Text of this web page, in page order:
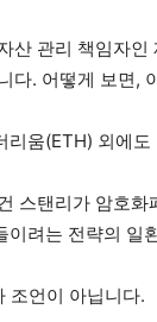
산 관리 책임자
다. 어떻게 보면,
리움(ETH) 외에
스탠리가 암호
이려는 전략의 일
조언이 아닙니다.